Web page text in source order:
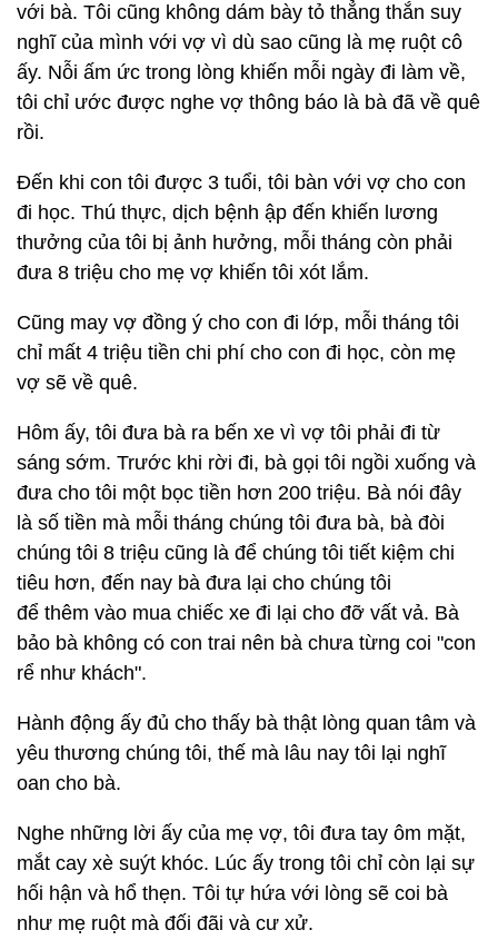
với bà. Tôi cũng không dám bày tỏ thẳng thắn suy
nghĩ của mình với vợ vì dù sao cũng là mẹ ruột cô
ấy. Nỗi ấm ức trong lòng khiến mỗi ngày đi làm về,
tôi chỉ ước được nghe vợ thông báo là bà đã về quê
rồi.
Đến khi con tôi được 3 tuổi, tôi bàn với vợ cho con
đi học. Thú thực, dịch bệnh ập đến khiến lương
thưởng của tôi bị ảnh hưởng, mỗi tháng còn phải
đưa 8 triệu cho mẹ vợ khiến tôi xót lắm.
Cũng may vợ đồng ý cho con đi lớp, mỗi tháng tôi
chỉ mất 4 triệu tiền chi phí cho con đi học, còn mẹ
vợ sẽ về quê.
Hôm ấy, tôi đưa bà ra bến xe vì vợ tôi phải đi từ
sáng sớm. Trước khi rời đi, bà gọi tôi ngồi xuống và
đưa cho tôi một bọc tiền hơn 200 triệu. Bà nói đây
là số tiền mà mỗi tháng chúng tôi đưa bà, bà đòi
chúng tôi 8 triệu cũng là để chúng tôi tiết kiệm chi
tiêu hơn, đến nay bà đưa lại cho chúng tôi
để thêm vào mua chiếc xe đi lại cho đỡ vất vả. Bà
bảo bà không có con trai nên bà chưa từng coi "con
rể như khách".
Hành động ấy đủ cho thấy bà thật lòng quan tâm và
yêu thương chúng tôi, thế mà lâu nay tôi lại nghĩ
oan cho bà.
Nghe những lời ấy của mẹ vợ, tôi đưa tay ôm mặt,
mắt cay xè suýt khóc. Lúc ấy trong tôi chỉ còn lại sự
hối hận và hổ thẹn. Tôi tự hứa với lòng sẽ coi bà
như mẹ ruột mà đối đãi và cư xử.